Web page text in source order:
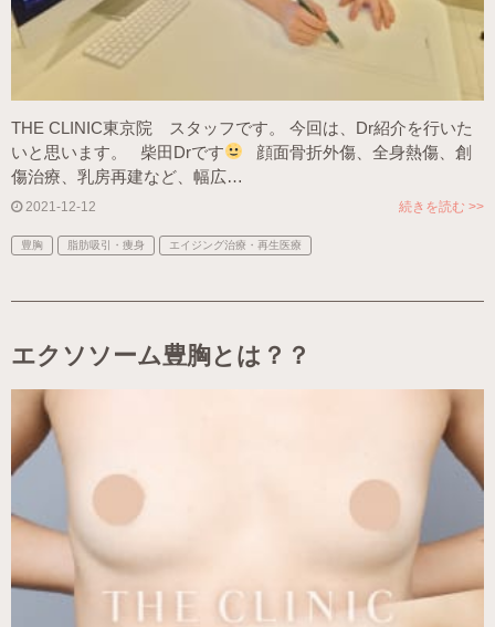
THE CLINIC東京院 スタッフです。 今回は、Dr紹介を行いた
いと思います。 柴田Drです
顔面骨折外傷、全身熱傷、創
傷治療、乳房再建など、幅広…
2021-12-12 続きを読む >>
豊胸 脂肪吸引・痩身 エイジング治療・再生医療
エクソソーム豊胸とは？？